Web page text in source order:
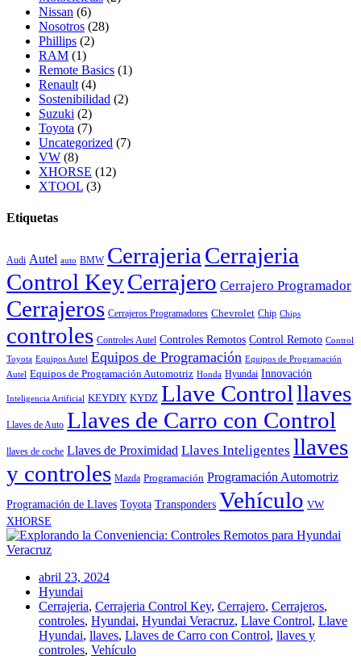
Nissan (6)
Nosotros (28)
Phillips (2)
RAM (1)
Remote Basics (1)
Renault (4)
Sostenibilidad (2)
Suzuki (2)
Toyota (7)
Uncategorized (7)
VW (8)
XHORSE (12)
XTOOL (3)
Etiquetas
Audi Autel auto BMW Cerrajeria Cerrajeria
Control KeyCerrajero Cerrajero Programador
Cerrajeros Cerrajeros Programadores Chevrolet Chip Chips
controles Controles Autel Controles Remotos Control Remoto Control
Toyota Equipos Autel Equipos de Programación Equipos de Programación
Autel Equipos de Programación Automotriz Honda Hyundai Innovación
Inteligencia Artificial KEYDIY KYDZ Llave Controlllaves
Llaves de Auto Llaves de Carro con Control
llaves de coche Llaves de Proximidad Llaves Inteligentes llaves
y controles Mazda Programación Programación Automotriz
Programación de Llaves Toyota Transponders Vehículo VW
XHORSE
abril 23, 2024
Hyundai
Cerrajeria, Cerrajeria Control Key, Cerrajero, Cerrajeros,
controles, Hyundai, Hyundai Veracruz, Llave Control, Llave
Hyundai, llaves, Llaves de Carro con Control, llaves y
controles, Vehículo